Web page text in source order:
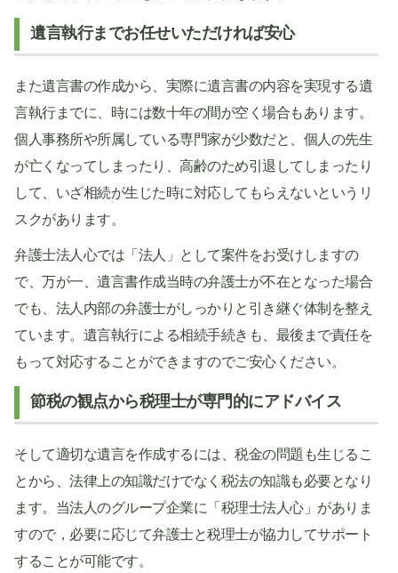
遺言執行までお任せいただければ安心
また遺言書の作成から、実際に遺言書の内容を実現する遺
言執行までに、時には数十年の間が空く場合もあります。
個人事務所や所属している専門家が少数だと、個人の先生
が亡くなってしまったり、高齢のため引退してしまったり
して、いざ相続が生じた時に対応してもらえないというリ
スクがあります。
弁護士法人心では「法人」として案件をお受けしますの
で、万が一、遺言書作成当時の弁護士が不在となった場合
でも、法人内部の弁護士がしっかりと引き継ぐ体制を整え
ています。遺言執行による相続手続きも、最後まで責任を
もって対応することができますのでご安心ください。
節税の観点から税理士が専門的にアドバイス
そして適切な遺言を作成するには、税金の問題も生じるこ
とから、法律上の知識だけでなく税法の知識も必要となり
ます。当法人のグループ企業に「税理士法人心」がありま
すので，必要に応じて弁護士と税理士が協力してサポート
することが可能です。